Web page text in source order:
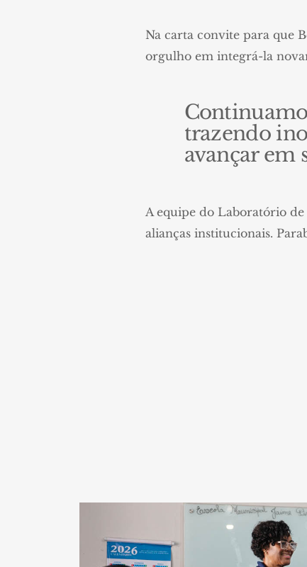
Na carta convite para que
orgulho em integrá-la
trazendo
avançar em
A equipe do Laboratório
alianças institucionais.